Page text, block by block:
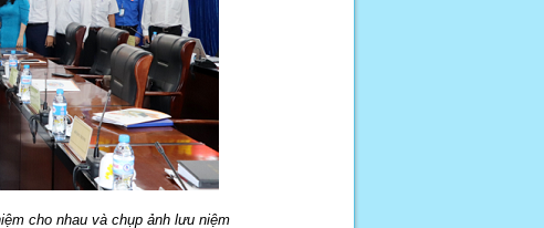
cho nhau và chụp ảnh lưu niệm